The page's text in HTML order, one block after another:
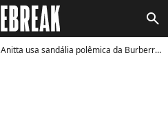
search
Anitta usa sandália polêmica da Burberry e web opina: "tornozeleira eletrônica" - Foto